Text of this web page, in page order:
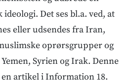
Det ses bl.a. ved, at
eller udsendes fra Iran,
oprørsgrupper og
Syrien og Irak. Denne
artikel i Information 18.